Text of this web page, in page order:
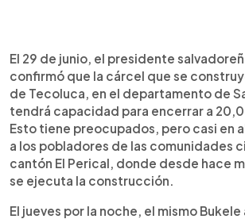
► Escuchar artículo
El 29 de junio, el presidente
confirmó que la cárcel que se
de Tecoluca, en el departamento de
tendrá capacidad para encerrar a
Esto tiene preocupados, pero casi en
a los pobladores de las comunidades
cantón El Perical, donde desde hace
se ejecuta la construcción.
El jueves por la noche, el mismo